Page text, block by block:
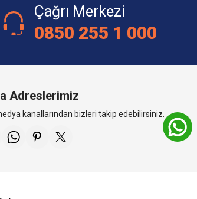
şirketlerinin şehirlerarası enerji nakil
noktasında alvinal NAYY kablolar oldukça
olan ürünlerdir.
Çağrı Merkezi
0850 255 1 000
Adreslerimiz
kanallarından bizleri takip edebilirsiniz.